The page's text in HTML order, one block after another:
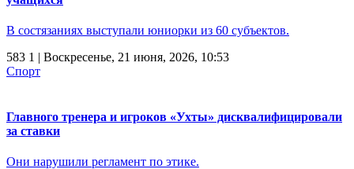
В состязаниях выступали юниорки из 60 субъектов.
583 1 | Воскресенье, 21 июня, 2026, 10:53
Спорт
Главного тренера и игроков «Ухты» дисквалифицировали
за ставки
Они нарушили регламент по этике.